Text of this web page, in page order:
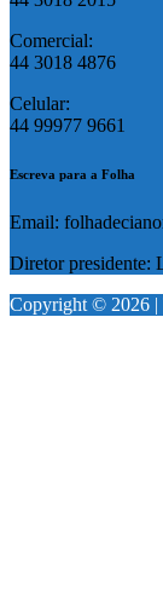
Comercial:
44 3018 4876
Celular:
44 99977 9661
Escreva para a Folha
Email:
Diretor presidente:
Copyright © 2026 |